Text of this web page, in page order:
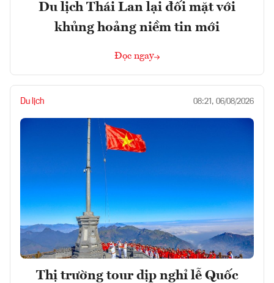
Du lịch Thái Lan lại đối mặt với
khủng hoảng niềm tin mới
Đọc ngay
Du lịch 08:21, 06/08/2026
Thị trường tour dịp nghỉ lễ Quốc